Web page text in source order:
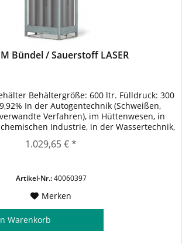
Bündel / Sauerstoff LASER
Behältergröße: 600 ltr. Fülldruck: 300
In der Autogentechnik (Schweißen,
Verfahren), im Hüttenwesen, in
Industrie, in der Wassertechnik,
zum Bleichen. Schneidgas beim
für höchste Wirtschaftlichkeit und
1.029,65 € *
Artikel-Nr.:40060397
Merken
Warenkorb